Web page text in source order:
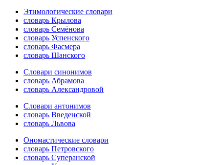
Этимологические словари
словарь Крылова
словарь Семёнова
словарь Успенского
словарь Фасмера
словарь Шанского
Словари синонимов
словарь Абрамова
словарь Александровой
Словари антонимов
словарь Введенской
словарь Львова
Ономастические словари
словарь Петровского
словарь Суперанской